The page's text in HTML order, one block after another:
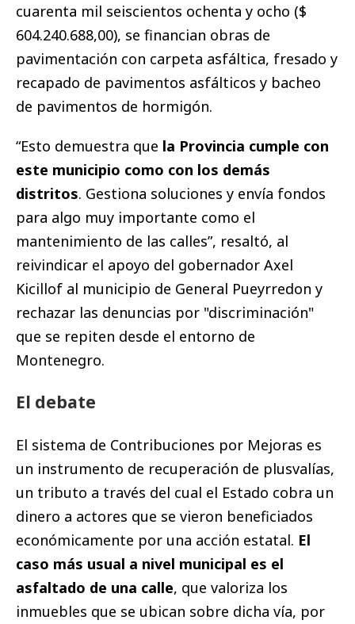
cuarenta mil seiscientos ochenta y ocho ($
604.240.688,00), se financian obras de
pavimentación con carpeta asfáltica, fresado y
recapado de pavimentos asfálticos y bacheo
de pavimentos de hormigón.
“Esto demuestra que la Provincia cumple con
este municipio como con los demás
distritos. Gestiona soluciones y envía fondos
para algo muy importante como el
mantenimiento de las calles”, resaltó, al
reivindicar el apoyo del gobernador Axel
Kicillof al municipio de General Pueyrredon y
rechazar las denuncias por "discriminación"
que se repiten desde el entorno de
Montenegro.
El debate
El sistema de Contribuciones por Mejoras es
un instrumento de recuperación de plusvalías,
un tributo a través del cual el Estado cobra un
dinero a actores que se vieron beneficiados
económicamente por una acción estatal. El
caso más usual a nivel municipal es el
asfaltado de una calle, que valoriza los
inmuebles que se ubican sobre dicha vía, por